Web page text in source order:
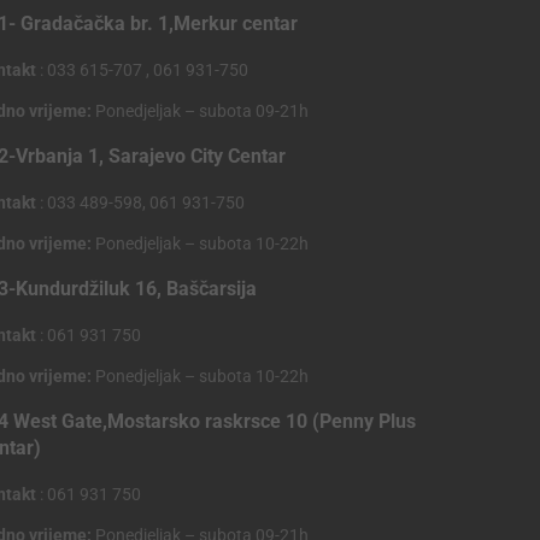
Gradačačka br. 1,Merkur centar
: 033 615-707 , 061 931-750
vrijeme: Ponedjeljak – subota 09-21h
Vrbanja 1, Sarajevo City Centar
: 033 489-598, 061 931-750
vrijeme: Ponedjeljak – subota 10-22h
Kundurdžiluk 16, Baščarsija
: 061 931 750
vrijeme: Ponedjeljak – subota 10-22h
West Gate,Mostarsko raskrsce 10 (Penny Plus
: 061 931 750
vrijeme: Ponedjeljak – subota 09-21h